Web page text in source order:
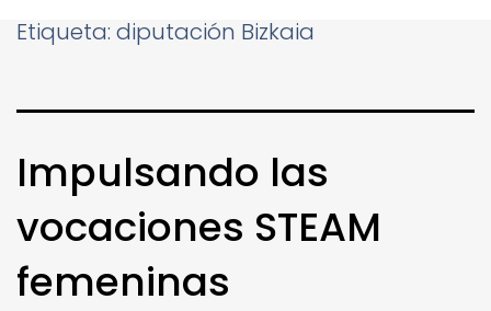
Etiqueta: diputación Bizkaia
Impulsando las
vocaciones STEAM
femeninas